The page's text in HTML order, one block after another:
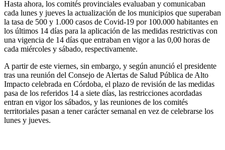
Hasta ahora, los comités provinciales evaluaban y comunicaban
cada lunes y jueves la actualización de los municipios que superaban
la tasa de 500 y 1.000 casos de Covid-19 por 100.000 habitantes en
los últimos 14 días para la aplicación de las medidas restrictivas con
una vigencia de 14 días que entraban en vigor a las 0,00 horas de
cada miércoles y sábado, respectivamente.
A partir de este viernes, sin embargo, y según anunció el presidente
tras una reunión del Consejo de Alertas de Salud Pública de Alto
Impacto celebrada en Córdoba, el plazo de revisión de las medidas
pasa de los referidos 14 a siete días, las restricciones acordadas
entran en vigor los sábados, y las reuniones de los comités
territoriales pasan a tener carácter semanal en vez de celebrarse los
lunes y jueves.